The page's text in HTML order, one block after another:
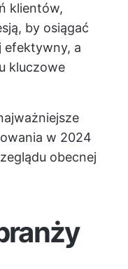
klientów,
by osiągać
efektywny, a
kluczowe
w 2024
obecnej